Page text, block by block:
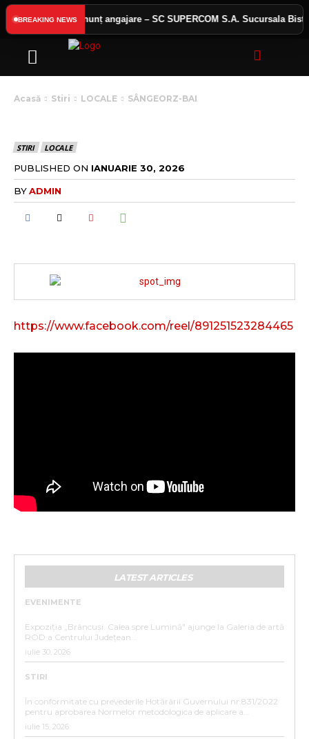
BREAKING NEWS
public Anunț angajare – SC SUPERCOM S.A. Sucursala Bistrița
Acasă Stiri LOCALE SÂNGEORZ-BAI
STIRI LOCALE
PUBLISHED ON IANUARIE 30, 2026
BYADMIN
https://www.facebook.com/reel/891251523284465
LATEST ARTICLES
EVENIMENTE
Expoziția „Brâncuși. Calea spre Lumină" ajunge la Galeria de artă
ROD a Centrului Județean...
iulie 30, 2026
STIRI
În conformitate cu prevederile Hotărârii Guvernului nr.831/2022
pentru aprobarea Normelor metodologica de aplicare a...
iulie 15, 2026